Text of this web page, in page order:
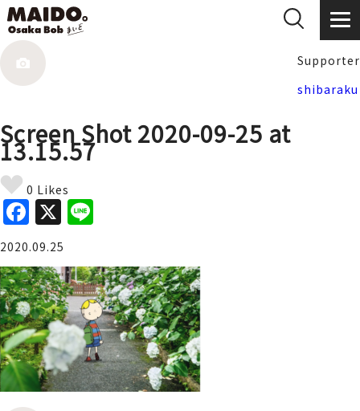
Supporter
shibaraku
Screen Shot 2020-09-25 at
13.15.57
0 Likes
F
a
c
e
b
o
o
k
X
e
2020.09.25